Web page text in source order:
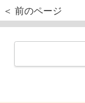
＜ 前のページ